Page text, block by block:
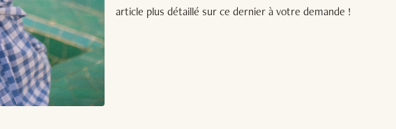
article plus détaillé sur ce dernier à votre demande !